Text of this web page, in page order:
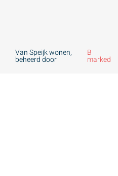
Van Speijk wonen,
beheerd door
B
marked